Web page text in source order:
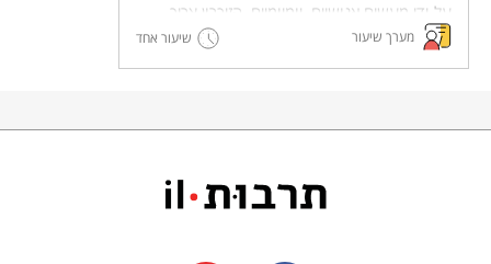
על-ידי מעשים אנושיים, יומיומיים. הזיכרון צריך
לחיות במעשה הטוב.
מערך שיעור שיעור אחד